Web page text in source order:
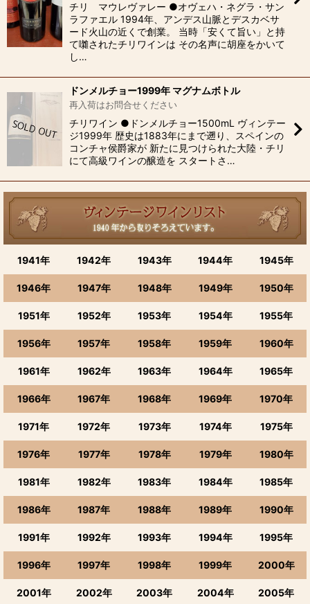
チリ マウレヴァレー ●オヴェハ・ネグラ・サン
ラファエル 1994年、アンデス山脈とデスカベサ
ード火山の近くで創業。 当時「安くて旨い」と持
て囃されたチリワインは その名声に胡座をかいて
し…
ドンメルチョー1999年 マグナムボトル
再入荷はお問合せください
チリワイン ●ドンメルチョー1500mL ヴィンテー
ジ1999年 歴史は1883年にまで遡り、スペインの
コンチャ侯爵家が 新たに見つけられた大陸・チリ
にて高級ワインの醸造を スタートさ…
1941年 1942年 1943年 1944年 1945年
1946年 1947年 1948年 1949年 1950年
1951年 1952年 1953年 1954年 1955年
1956年 1957年 1958年 1959年 1960年
1961年 1962年 1963年 1964年 1965年
1966年 1967年 1968年 1969年 1970年
1971年 1972年 1973年 1974年 1975年
1976年 1977年 1978年 1979年 1980年
1981年 1982年 1983年 1984年 1985年
1986年 1987年 1988年 1989年 1990年
1991年 1992年 1993年 1994年 1995年
1996年 1997年 1998年 1999年 2000年
2001年 2002年 2003年 2004年 2005年